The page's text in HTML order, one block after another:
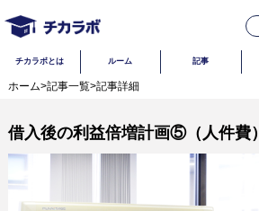
チカラボとは ルーム 記事
ホーム>記事一覧>記事詳細
借入後の利益倍増計画⑤（人件費）